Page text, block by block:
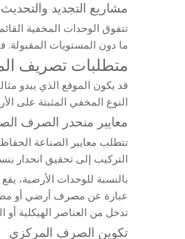
مشاريع التجديد والتحديث
تتفوق الوحدات المخفية
ما دون المستويات المقبولة.
متطلبات تصريف
قد يكون الموقع الذي يبدو
النوع المخفي المثبتة على
معايير منحدر الصرف
تتطلب معايير الصناعة الحفاظ على ميل أنبوب الصرف بحد
التركيب إلى تحقيق انحدار بنسبة 1-2% (10-20 ملم لكل متر) لضمان الصرف الإيجابي حتى في ظل الظروف الأقل من
بالنسبة للوحدات الأرضية،
عبارة عن مصرف أرضي أو
تدخل من العناصر الهيكلية أو
تكوين الصرف المركزي